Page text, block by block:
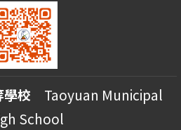
校 Taoyuan Municipal
School